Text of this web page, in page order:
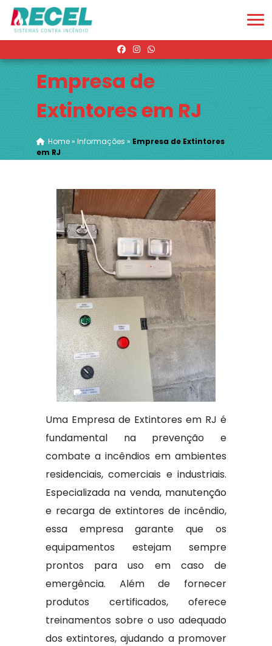
Empresa de
Extintores em RJ
Home» Informações » Empresa de Extintores
em RJ
Uma Empresa de Extintores em RJ é
fundamental na prevenção e
combate a incêndios em ambientes
residenciais, comerciais e industriais.
Especializada na venda, manutenção
e recarga de extintores de incêndio,
essa empresa garante que os
equipamentos estejam sempre
prontos para uso em caso de
emergência. Além de fornecer
produtos certificados, oferece
treinamentos sobre o uso adequado
dos extintores, ajudando a promover